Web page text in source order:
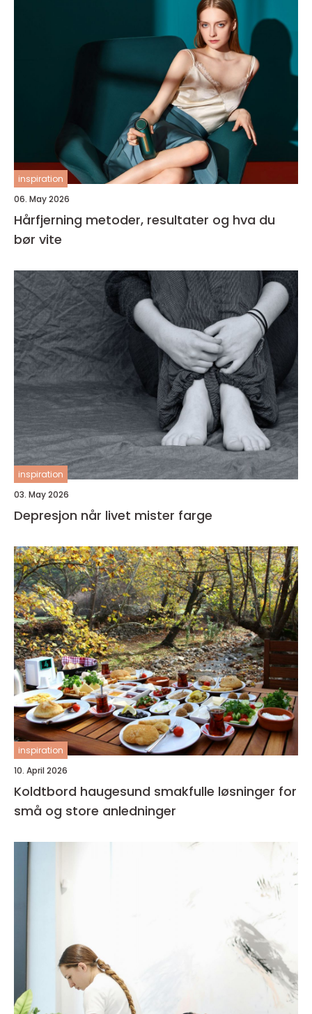
inspiration
06. May 2026
Hårfjerning metoder, resultater og hva du
bør vite
inspiration
03. May 2026
Depresjon når livet mister farge
inspiration
10. April 2026
Koldtbord haugesund smakfulle løsninger for
små og store anledninger